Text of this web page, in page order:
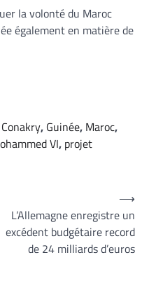
la volonté du Maroc
également en matière de
Conakry, Guinée, Maroc,
VI, projet
L’Allemagne enregistre un
excédent budgétaire record
de 24 milliards d’euros
⟶